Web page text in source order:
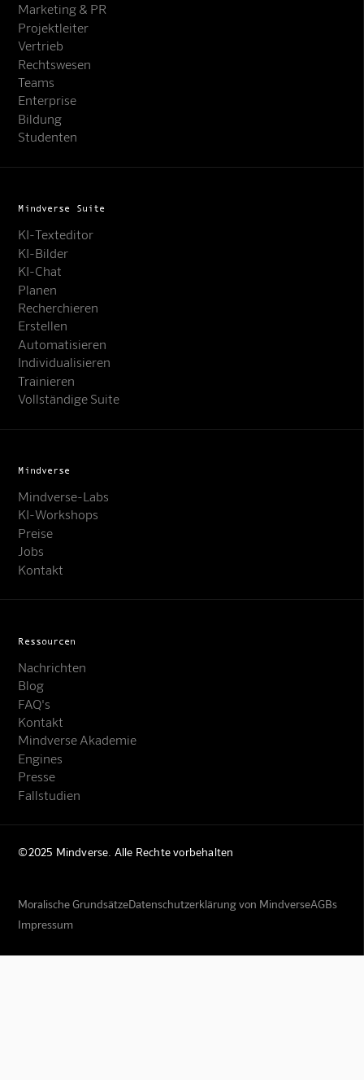
Marketing & PR
Projektleiter
Vertrieb
Rechtswesen
Teams
Enterprise
Bildung
Studenten
Mindverse Suite
KI-Texteditor
KI-Bilder
KI-Chat
Planen
Recherchieren
Erstellen
Automatisieren
Individualisieren
Trainieren
Vollständige Suite
Mindverse
Mindverse-Labs
KI-Workshops
Preise
Jobs
Kontakt
Ressourcen
Nachrichten
Blog
FAQ's
Kontakt
Mindverse Akademie
Engines
Presse
Fallstudien
©2025 Mindverse. Alle Rechte vorbehalten
Moralische GrundsätzeDatenschutzerklärung von MindverseAGBs
Impressum